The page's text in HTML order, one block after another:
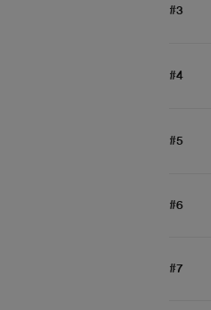
#3
#4
#5
#6
#7